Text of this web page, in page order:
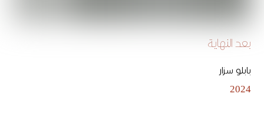
بعد النهاية
بابلو سزار
2024